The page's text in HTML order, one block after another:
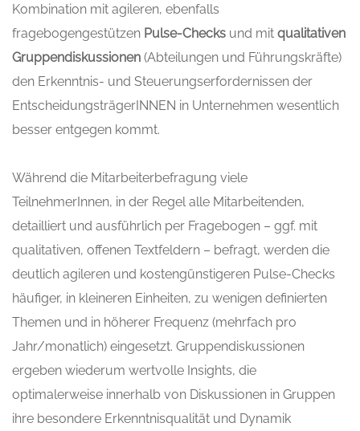
Kombination mit agileren, ebenfalls
fragebogengestützen Pulse-Checks und mit qualitativen
Gruppendiskussionen (Abteilungen und Führungskräfte)
den Erkenntnis- und Steuerungserfordernissen der
EntscheidungsträgerINNEN in Unternehmen wesentlich
besser entgegen kommt.
Während die Mitarbeiterbefragung viele
TeilnehmerInnen, in der Regel alle Mitarbeitenden,
detailliert und ausführlich per Fragebogen – ggf. mit
qualitativen, offenen Textfeldern – befragt, werden die
deutlich agileren und kostengünstigeren Pulse-Checks
häufiger, in kleineren Einheiten, zu wenigen definierten
Themen und in höherer Frequenz (mehrfach pro
Jahr/monatlich) eingesetzt. Gruppendiskussionen
ergeben wiederum wertvolle Insights, die
optimalerweise innerhalb von Diskussionen in Gruppen
ihre besondere Erkenntnisqualität und Dynamik